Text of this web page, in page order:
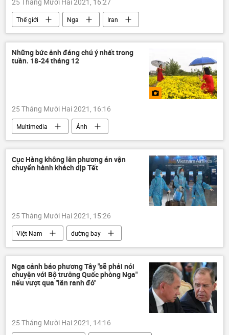
Thế giới Nga
Iran
Rosatom
nhà máy điện hạt nhân
nhiên liệu hạt nhân
Những bức ảnh đáng chú ý nhất trong
tuần. 18-24 tháng 12
25 Tháng Mười Hai 2021, 16:16
Multimedia Ảnh
Сục Hàng không lên phương án vận
chuyển hành khách dịp Tết
25 Tháng Mười Hai 2021, 15:26
Việt Nam
đường bay
Cục Hàng không Việt Nam
Tết
Tết Nguyên đán 2022
Nga cảnh báo phương Tây "sẽ phải nói
chuyện với Bộ trưởng Quốc phòng Nga"
nếu vượt qua "lằn ranh đỏ"
25 Tháng Mười Hai 2021, 14:16